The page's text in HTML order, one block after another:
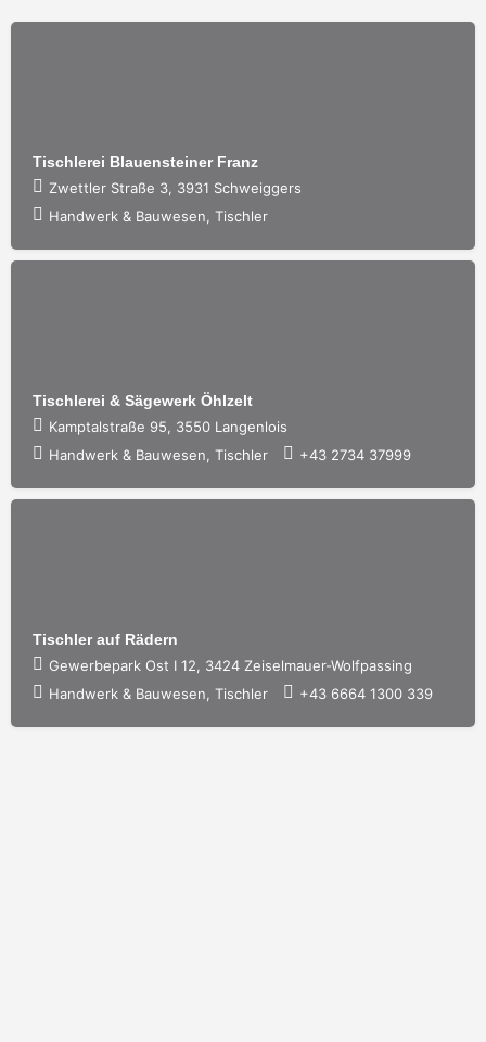
Tischlerei Blauensteiner Franz
Zwettler Straße 3, 3931 Schweiggers
Handwerk & Bauwesen, Tischler
Tischlerei & Sägewerk Öhlzelt
Kamptalstraße 95, 3550 Langenlois
Handwerk & Bauwesen, Tischler
+43 2734 37999
Tischler auf Rädern
Gewerbepark Ost I 12, 3424 Zeiselmauer-Wolfpassing
Handwerk & Bauwesen, Tischler
+43 6664 1300 339